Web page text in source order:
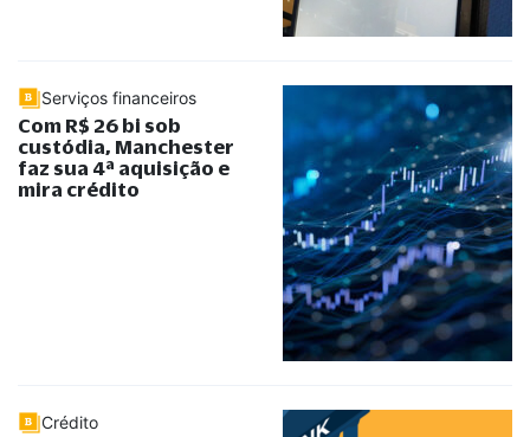
Serviços financeiros
Com R$ 26 bi sob
custódia, Manchester
faz sua 4ª aquisição e
mira crédito
Crédito